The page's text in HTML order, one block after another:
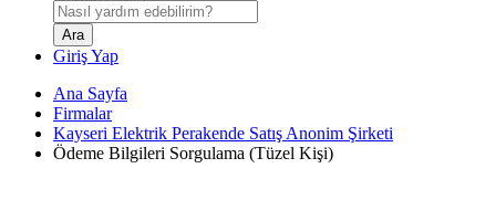
Giriş Yap
Ana Sayfa
Firmalar
Kayseri Elektrik Perakende Satış Anonim Şirketi
Ödeme Bilgileri Sorgulama (Tüzel Kişi)